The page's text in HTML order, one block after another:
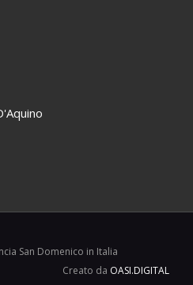
San Domenico in Italia
Creato da OASI.DIGITAL